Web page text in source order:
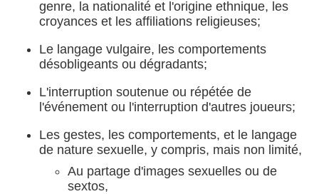
genre, la nationalité et l'origine ethnique, les
croyances et les affiliations religieuses;
Le langage vulgaire, les comportements
désobligeants ou dégradants;
L'interruption soutenue ou répétée de
l'événement ou l'interruption d'autres joueurs;
Les gestes, les comportements, et le langage
de nature sexuelle, y compris, mais non limité,
Au partage d'images sexuelles ou de
sextos,